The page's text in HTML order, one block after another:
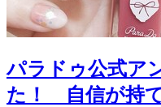
パラドゥ公式ア
た！ 自信が持